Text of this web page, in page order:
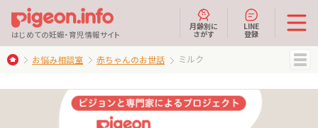
はじめての妊娠・育児情報サイト
月齢別に
さがす
LINE
登録
お悩み相談室 赤ちゃんのお世話 ミルク